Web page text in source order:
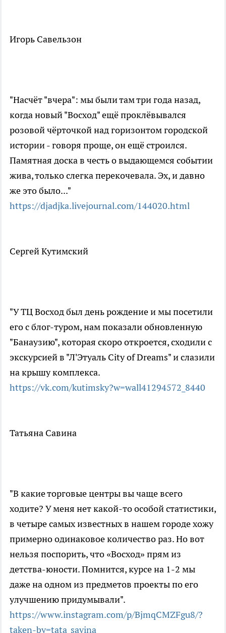
Игорь Савельзон
"Насчёт "вчера": мы были там три года назад,
когда новый "Восход" ещё проклёвывался
розовой чёрточкой над горизонтом городской
истории - говоря проще, он ещё строился.
Памятная доска в честь о выдающемся событии
жива, только слегка перекочевала. Эх, и давно
же это было..."
https://djadjka.livejournal.com/144020.html
Сергей Кутимский
"У ТЦ Восход был день рождение и мы посетили
его с блог-туром, нам показали обновленную
"Банаузию", которая скоро откроется, сходили с
экскурсией в "Л'Этуаль City of Dreams" и слазили
на крышу комплекса.
https://vk.com/kutimsky?w=wall41294572_8440
Татьяна Савина
"В какие торговые центры вы чаще всего
ходите? У меня нет какой-то особой статистики,
в четыре самых известных в нашем городе хожу
примерно одинаковое количество раз. Но вот
нельзя поспорить, что «Восход» прям из
детства-юности. Помнится, курсе на 1-2 мы
даже на одном из предметов проекты по его
улучшению придумывали".
https://www.instagram.com/p/BjmqCMZFgu8/?
taken-by=tata_savina